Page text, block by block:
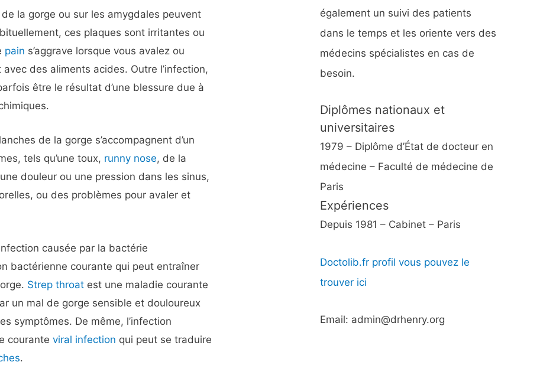
la gorge ou sur les amygdales peuvent
ces plaques sont irritantes ou
pain s’aggrave lorsque vous avalez ou
des aliments acides. Outre l’infection,
être le résultat d’une blessure due à
de la gorge s’accompagnent d’un
tels qu’une toux, runny nose, de la
douleur ou une pression dans les sinus,
ou des problèmes pour avaler et
causée par la bactérie
bactérienne courante qui peut entraîner
Strep throat est une maladie courante
un mal de gorge sensible et douloureux
symptômes. De même, l’infection
couranteviral infection qui peut se traduire
.
également un suivi des patients
dans le temps et les oriente vers des
médecins spécialistes en cas de
besoin.
Diplômes nationaux et
universitaires
1979 – Diplôme d’État de docteur en
médecine – Faculté de médecine de
Paris
Expériences
Depuis 1981 – Cabinet – Paris
Doctolib.fr profil vous pouvez le
trouver ici
Email: admin@drhenry.org